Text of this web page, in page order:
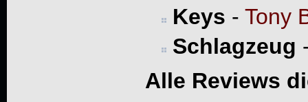
Keys - Tony
Schlagzeug
Alle Reviews